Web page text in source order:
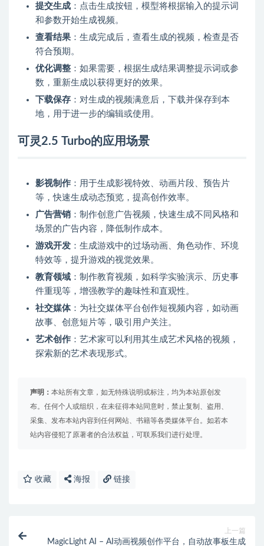
提交生成 ：点击生成按钮，模型将根据输入的提示词
和参数开始生成视频。
查看结果 ：生成完成后，查看生成的视频，检查是否
符合预期。
优化调整 ：如果需要，根据生成结果调整提示词或参
数，重新生成以获得更好的效果。
下载保存 ：对生成的视频满意后，下载并保存到本
地，用于进一步的编辑或使用。
可灵2.5 Turbo的应用场景
影视制作 ：用于生成影视特效、动画片段、预告片
等，快速生成动态预览，提高创作效率。
广告营销 ：制作创意广告视频，快速生成不同风格和
场景的广告内容，降低制作成本。
游戏开发 ：生成游戏中的过场动画、角色动作、环境
特效等，提升游戏的视觉效果。
教育领域 ：制作教育视频，如科学实验演示、历史事
件重现等，增强教学的趣味性和直观性。
社交媒体：为社交媒体平台创作短视频内容，如动画
故事、创意短片等，吸引用户关注。
艺术创作 ：艺术家可以利用其生成艺术风格的视频，
探索新的艺术表现形式。
声明： 本站所有文章，如无特殊说明或标注，均为本站原创发
布。任何个人或组织，在未征得本站同意时，禁止复制、盗用、
采集、发布本站内容到任何网站、书籍等各类媒体平台。如若本
站内容侵犯了原著者的合法权益，可联系我们进行处理。
收藏 海报 链接
上一篇
MagicLight AI – AI动画视频创作平台，自动故事板生成